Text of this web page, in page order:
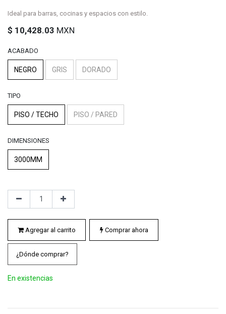
Ideal para barras, cocinas y espacios con estilo.
$ 10,428.03 MXN
ACABADO
NEGRO GRIS DORADO
TIPO
PISO / TECHO PISO / PARED
DIMENSIONES
3000MM
Agregar al carrito Comprar ahora
¿Dónde comprar?
En existencias